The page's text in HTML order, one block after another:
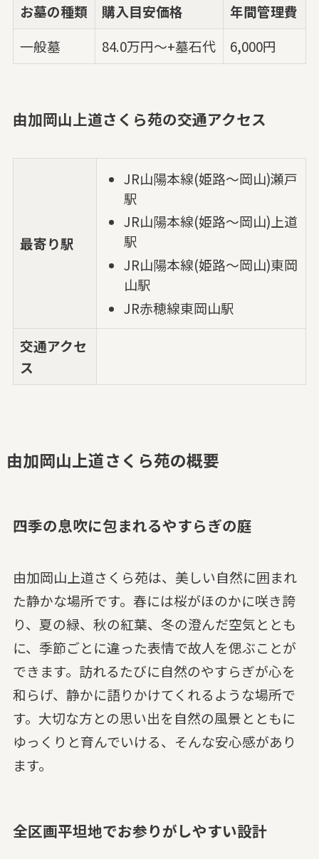
お墓の種類 購入目安価格
年間管理費
一般墓
84.0万円～+墓石代 6,000円
由加岡山上道さくら苑の交通アクセス
最寄り駅
JR山陽本線(姫路～岡山)瀬戸
駅
JR山陽本線(姫路～岡山)上道
駅
JR山陽本線(姫路～岡山)東岡
山駅
JR赤穂線東岡山駅
交通アクセ
ス
由加岡山上道さくら苑の概要
四季の息吹に包まれるやすらぎの庭
由加岡山上道さくら苑は、美しい自然に囲まれ
た静かな場所です。春には桜がほのかに咲き誇
り、夏の緑、秋の紅葉、冬の澄んだ空気ととも
に、季節ごとに違った表情で故人を偲ぶことが
できます。訪れるたびに自然のやすらぎが心を
和らげ、静かに語りかけてくれるような場所で
す。大切な方との思い出を自然の風景とともに
ゆっくりと育んでいける、そんな安心感があり
ます。
全区画平坦地でお参りがしやすい設計